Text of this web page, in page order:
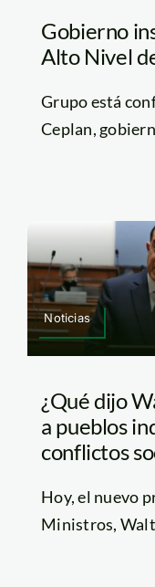
Gobierno
Alto Nivel
Grupo está
Ceplan,
Noticias
¿Qué dijo
a pueblos
conflictos
Hoy, el nuevo
Ministros,